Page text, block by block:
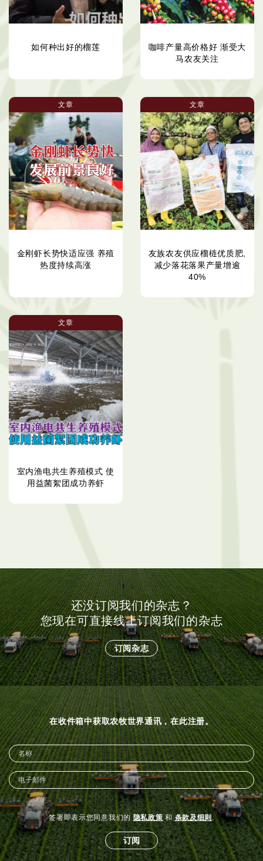
如何种出好的榴莲
咖啡产量高价格好 渐受大
马农友关注
文章
金刚虾长势快适应强 养殖
热度持续高涨
文章
友族农友供应榴梿优质肥,
减少落花落果产量增逾
40%
文章
室内渔电共生养殖模式 使
用益菌絮团成功养虾
还没订阅我们的杂志？
您现在可直接线上订阅我们的杂志
订阅杂志
在收件箱中获取农牧世界通讯，在此注册。
签署即表示您同意我们的隐私政策 和条款及细则 .
订阅